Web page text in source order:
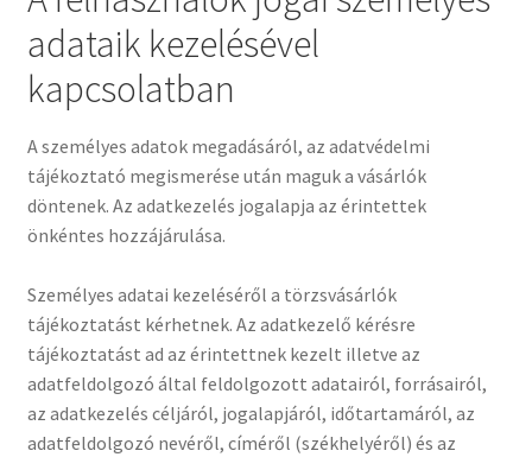
adataik kezelésével
kapcsolatban
A személyes adatok megadásáról, az adatvédelmi
tájékoztató megismerése után maguk a vásárlók
döntenek. Az adatkezelés jogalapja az érintettek
önkéntes hozzájárulása.
Személyes adatai kezeléséről a törzsvásárlók
tájékoztatást kérhetnek. Az adatkezelő kérésre
tájékoztatást ad az érintettnek kezelt illetve az
adatfeldolgozó által feldolgozott adatairól, forrásairól,
az adatkezelés céljáról, jogalapjáról, időtartamáról, az
adatfeldolgozó nevéről, címéről (székhelyéről) és az